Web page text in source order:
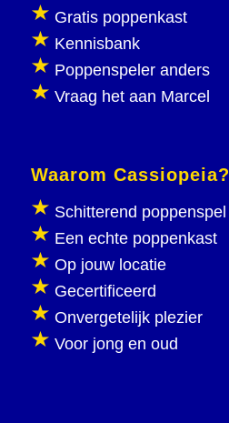
Gratis poppenkast
Kennisbank
Poppenspeler anders
Vraag het aan Marcel
Waarom Cassiopeia?
Schitterend poppenspel
Een echte poppenkast
Op jouw locatie
Gecertificeerd
Onvergetelijk plezier
Voor jong en oud